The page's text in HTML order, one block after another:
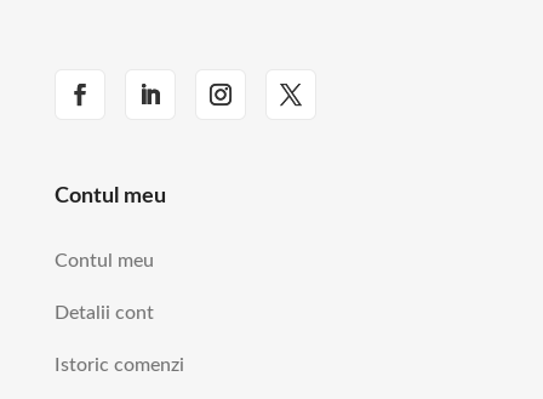
Contul meu
Contul meu
Detalii cont
Istoric comenzi